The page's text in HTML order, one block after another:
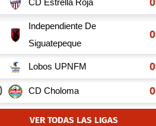
VER TODAS LAS LIGAS